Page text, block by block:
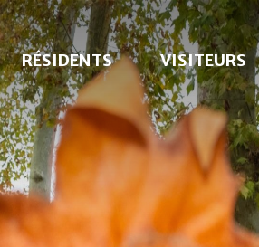
RÉSIDENTS VISITEURS